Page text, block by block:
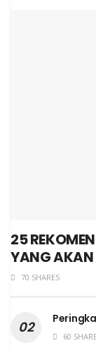
25
YANG
70 SHARES
60